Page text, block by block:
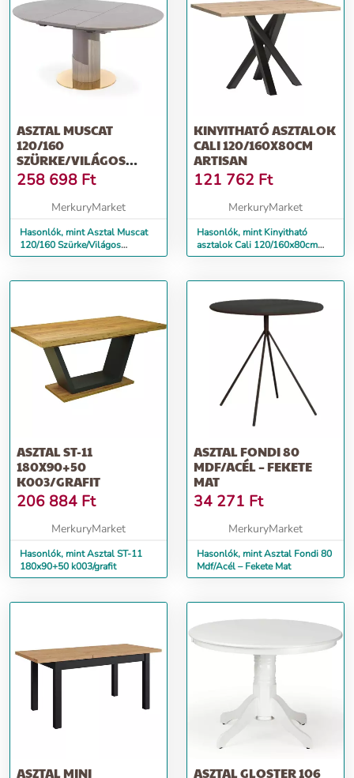
ASZTAL MUSCAT
120/160
SZÜRKE/VILÁGOS
SZÜRKE/ARANY
258 698 Ft
MerkuryMarket
Hasonlók, mint Asztal Muscat
120/160 Szürke/Világos
Szürke/Arany
KINYITHATÓ ASZTALOK
CALI 120/160X80CM
ARTISAN
121 762 Ft
MerkuryMarket
Hasonlók, mint Kinyitható
asztalok Cali 120/160x80cm
artisan
ASZTAL ST-11
180X90+50
K003/GRAFIT
206 884 Ft
MerkuryMarket
Hasonlók, mint Asztal ST-11
180x90+50 k003/grafit
ASZTAL FONDI 80
MDF/ACÉL – FEKETE
MAT
34 271 Ft
MerkuryMarket
Hasonlók, mint Asztal Fondi 80
Mdf/Acél – Fekete Mat
ASZTAL MINI
ASZTAL GLOSTER 106